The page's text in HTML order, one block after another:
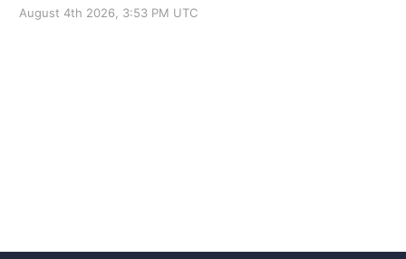
August 4th 2026, 3:53 PM UTC